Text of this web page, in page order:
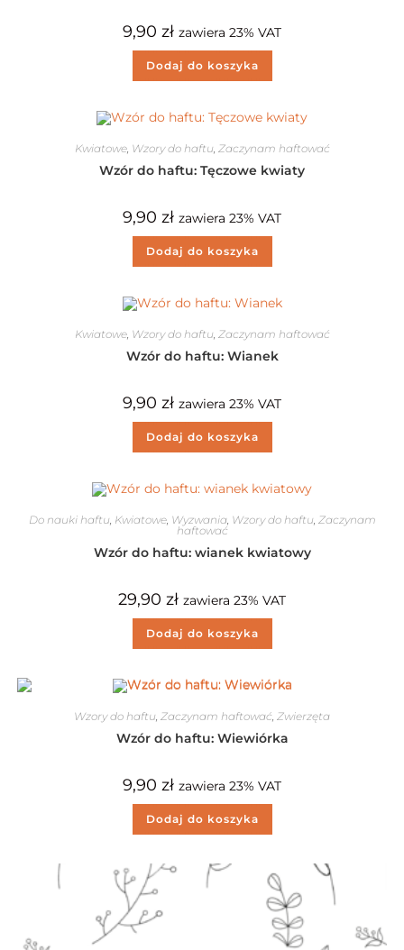
9,90 zł zawiera 23% VAT
Dodaj do koszyka
Kwiatowe, Wzory do haftu, Zaczynam haftować
Wzór do haftu: Tęczowe kwiaty
9,90 zł zawiera 23% VAT
Dodaj do koszyka
Kwiatowe, Wzory do haftu, Zaczynam haftować
Wzór do haftu: Wianek
9,90 zł zawiera 23% VAT
Dodaj do koszyka
Do nauki haftu, Kwiatowe, Wyzwania, Wzory do haftu, Zaczynam
haftować
Wzór do haftu: wianek kwiatowy
29,90 zł zawiera 23% VAT
Dodaj do koszyka
Wzory do haftu Zaczynam haftować Zwierzęta
Wzór do haftu: Wiewiórka
9,90 zł zawiera 23% VAT
Dodaj do koszyka